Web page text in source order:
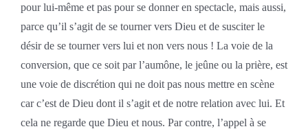
pour lui-même et pas pour se donner en spectacle, mais aussi,
parce qu’il s’agit de se tourner vers Dieu et de susciter le
désir de se tourner vers lui et non vers nous ! La voie de la
conversion, que ce soit par l’aumône, le jeûne ou la prière, est
une voie de discrétion qui ne doit pas nous mettre en scène
car c’est de Dieu dont il s’agit et de notre relation avec lui. Et
cela ne regarde que Dieu et nous. Par contre, l’appel à se